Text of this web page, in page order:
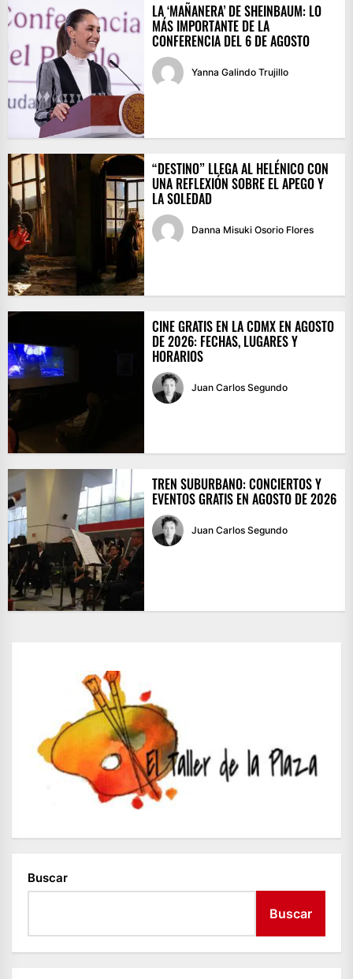
LA ‘MAÑANERA’ DE SHEINBAUM: LO
MÁS IMPORTANTE DE LA
CONFERENCIA DEL 6 DE AGOSTO
Yanna Galindo Trujillo
“DESTINO” LLEGA AL HELÉNICO CON
UNA REFLEXIÓN SOBRE EL APEGO Y
LA SOLEDAD
Danna Misuki Osorio Flores
CINE GRATIS EN LA CDMX EN AGOSTO
DE 2026: FECHAS, LUGARES Y
HORARIOS
Juan Carlos Segundo
TREN SUBURBANO: CONCIERTOS Y
EVENTOS GRATIS EN AGOSTO DE 2026
Juan Carlos Segundo
Buscar
Buscar